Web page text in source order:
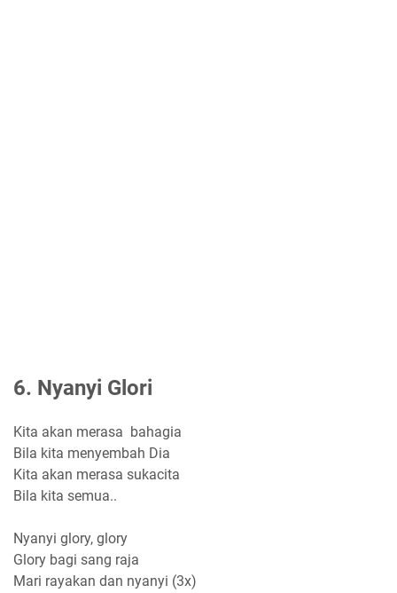
6. Nyanyi Glori
Kita akan merasa bahagia
Bila kita menyembah Dia
Kita akan merasa sukacita
Bila kita semua..
Nyanyi glory, glory
Glory bagi sang raja
Mari rayakan dan nyanyi (3x)